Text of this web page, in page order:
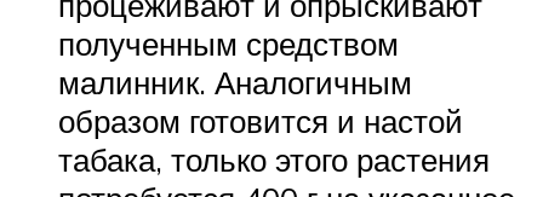
полученным средством
малинник. Аналогичным
образом готовится и настой
табака, только этого растения